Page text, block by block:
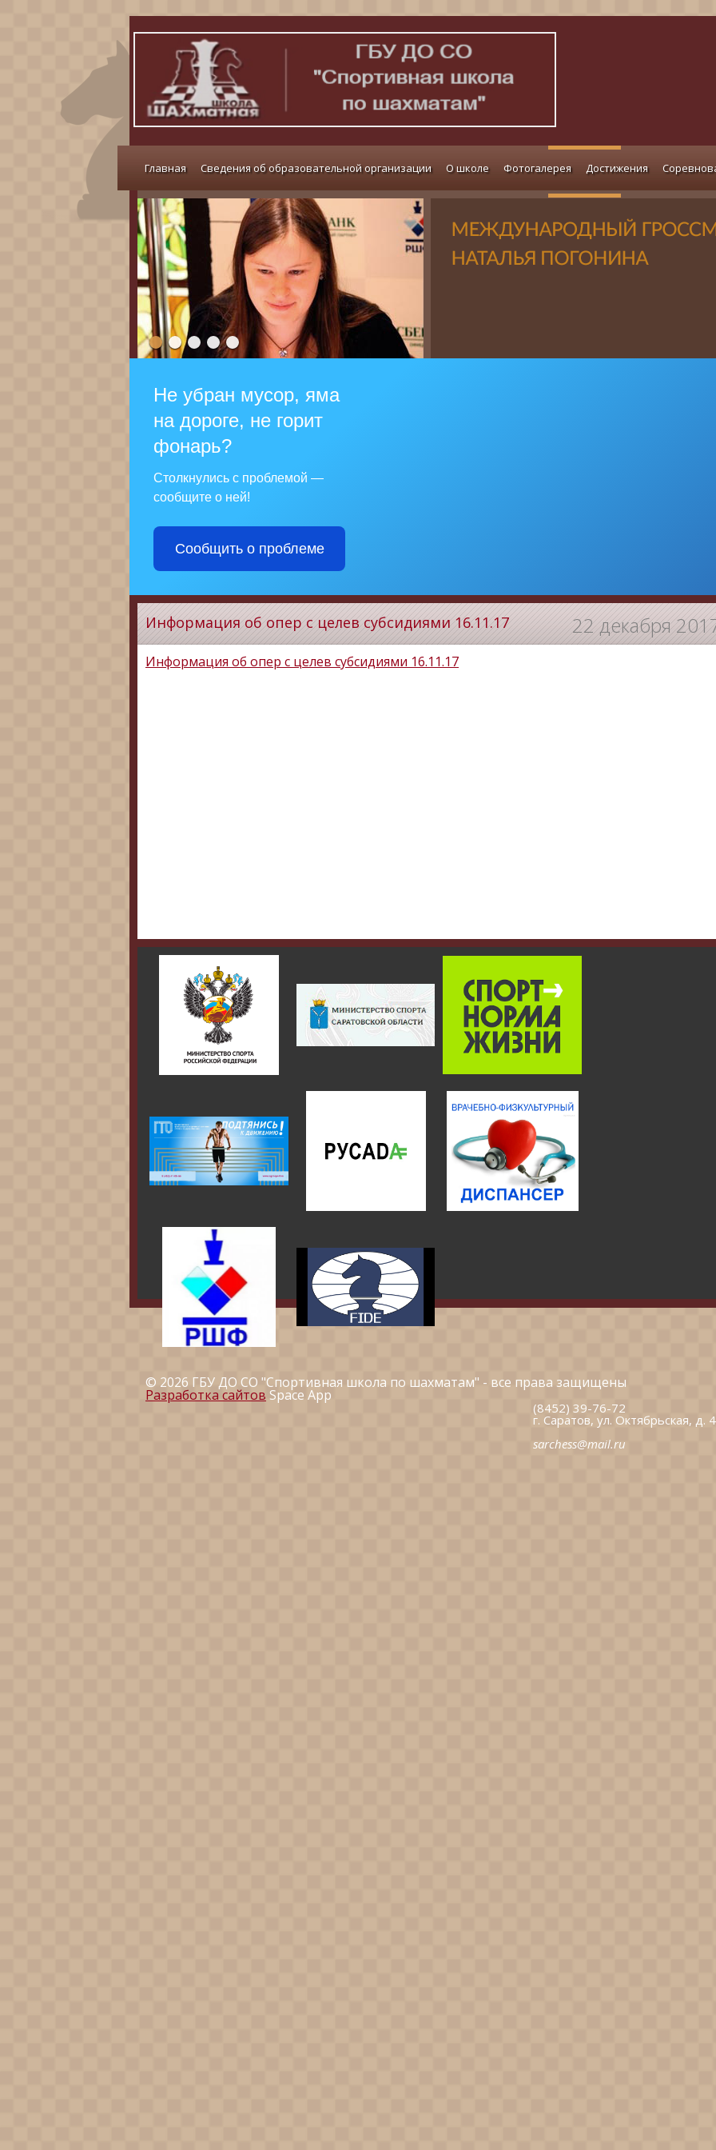
Главная Сведения об образовательной организации О школе Фотогалерея Достижения
Не убран мусор, яма
на дороге, не горит
фонарь?
Столкнулись с проблемой —
сообщите о ней!
Сообщить о проблеме
22 декабря
Информация об опер с целев субсидиями 16.11.17
Информация об опер с целев субсидиями 16.11.17
© 2026 ГБУ ДО СО "Спортивная школа по шахматам" - все права защищены
Разработка сайтов Space App
(8452) 39-76-72
г. Саратов, ул. Октябрьская, д.
sarchess@mail.ru